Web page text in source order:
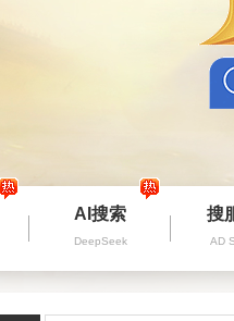
AI搜索
DeepSeek
搜
AD